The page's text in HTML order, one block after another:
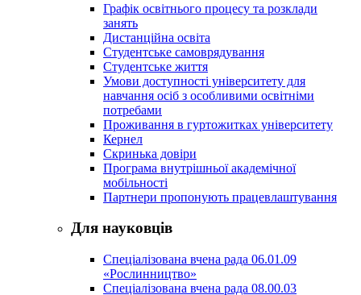
Графік освітнього процесу та розклади
занять
Дистанційна освіта
Студентське самоврядування
Студентське життя
Умови доступності університету для
навчання осіб з особливими освітніми
потребами
Проживання в гуртожитках університету
Кернел
Скринька довіри
Програма внутрішньої академічної
мобільності
Партнери пропонують працевлаштування
Для науковців
Спеціалізована вчена рада 06.01.09
«Рослинництво»
Спеціалізована вчена рада 08.00.03